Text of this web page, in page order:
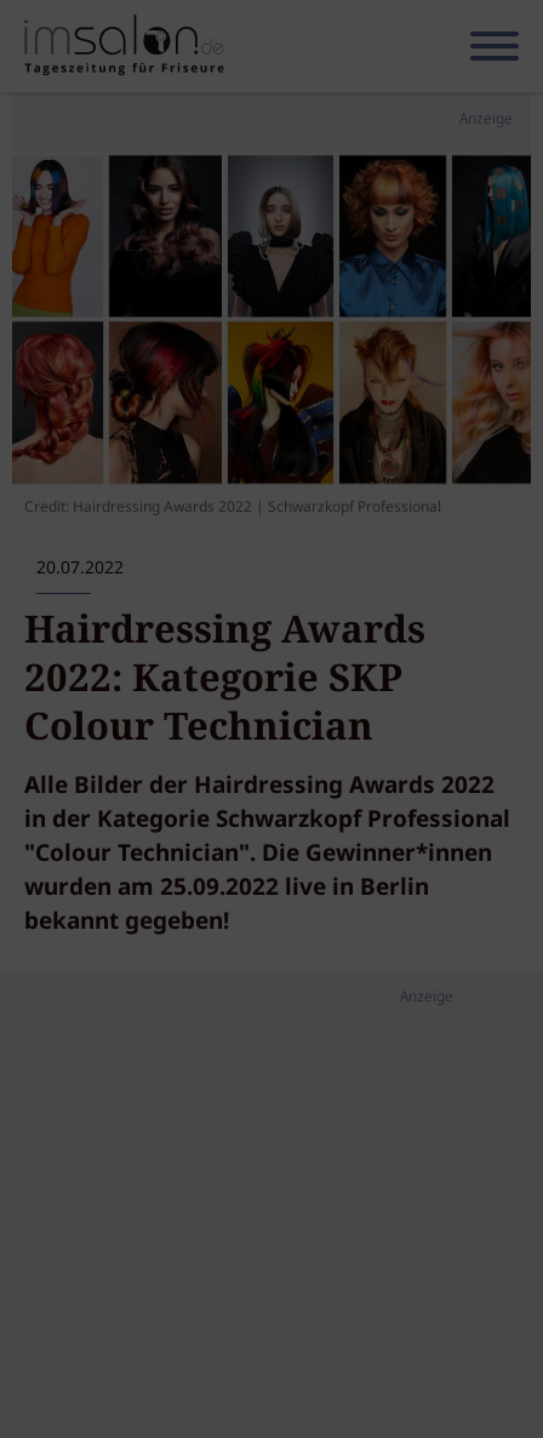
Anzeige
Credit: Hairdressing Awards 2022 | Schwarzkopf Professional
20.07.2022
Hairdressing Awards
2022: Kategorie SKP
Colour Technician
Alle Bilder der Hairdressing Awards 2022
in der Kategorie Schwarzkopf Professional
"Colour Technician". Die Gewinner*innen
wurden am 25.09.2022 live in Berlin
bekannt gegeben!
Anzeige